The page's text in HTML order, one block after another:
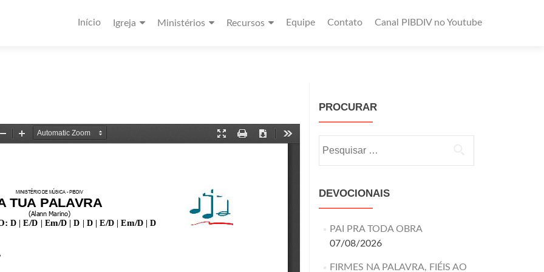
Início Igreja Ministérios Recursos Equipe Contato Canal PIBDIV no Youtube
PROCURAR
DEVOCIONAIS
PAI PRA TODA OBRA
07/08/2026
FIRMES NA PALAVRA, FIÉIS AO